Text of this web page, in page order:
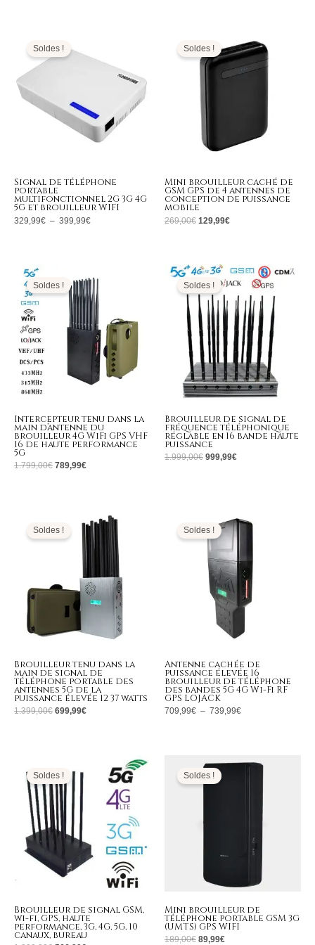
Soldes !
Signal de téléphone
portable
multifonctionnel 2G 3G 4G
5G et brouilleur WIFI
329,99€ – 399,99€
à
399,99€
Soldes !
Mini brouilleur caché de
GSM GPS de 4 antennes de
conception de puissance
mobile
269,00€
initial
était :
269,00€.
129,99€
actuel
est :
129,99€.
Soldes !
Intercepteur tenu dans la
main d’antenne du
brouilleur 4G WiFi GPS VHF
16 de haute performance
5G
1.799,00€
initial
était :
1.799,00€.
789,99€
prix
actuel
est :
789,99€.
Soldes !
Brouilleur de signal de
fréquence téléphonique
réglable en 16 bande haute
puissance
1.999,00€
Le
prix
initial
était :
1.999,00€.
999,99€
Le
prix
actuel
999,99€.
Soldes !
Brouilleur tenu dans la
main de signal de
téléphone portable des
antennes 5G de la
puissance élevée 12 37 watts
1.399,00€
initial
était :
1.399,00€.
699,99€
prix
actuel
est :
699,99€.
Soldes !
Antenne cachée de
puissance élevée 16
brouilleur de téléphone
des bandes 5G 4G Wi-Fi RF
GPS LOJACK
709,99€ – 739,99€
de
prix :
Soldes !
Brouilleur de signal GSM,
wi-fi, GPS, haute
performance, 3G, 4G, 5G, 10
canaux, bureau
initial
était :
1.299,00€.566,99€.
Soldes !
Mini brouilleur de
téléphone portable GSM 3G
(UMTS) GPS WIFI
189,00€
prix
initial
était :
189,00€.
89,99€
prix